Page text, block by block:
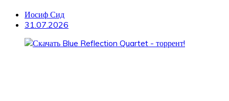
Иосиф Сид
31.07.2026